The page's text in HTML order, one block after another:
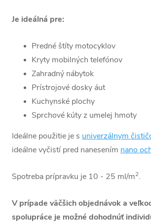
Je ideálná pre:
Predné štíty motocyklov
Kryty mobilných telefónov
Zahradný nábytok
Prístrojové dosky áut
Kuchynské plochy
Sprchové kúty z umelej hmoty
Ideálne použitie je s univerzálnym
ideálne vyčistí pred nanesením nano
Spotreba prípravku je 10 - 25 ml/m2.
V prípade väčšich objednávok a
spolupráce je možné dohodnúť